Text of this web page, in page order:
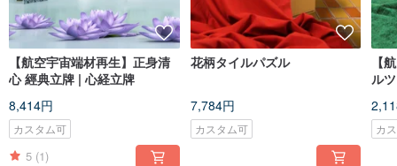
【航空宇宙端材再生】正身清
心 經典立牌 | 心経立牌
8,414円
カスタム可
5 (1)
花柄タイルパズル
7,784円
カスタム可
【
ル
カ